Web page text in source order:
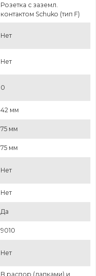
Розетка с заземл.
контактом Schuko (тип F)
Нет
Нет
0
42 мм
75 мм
75 мм
Нет
Нет
Да
9010
Нет
В распор (лапками) и